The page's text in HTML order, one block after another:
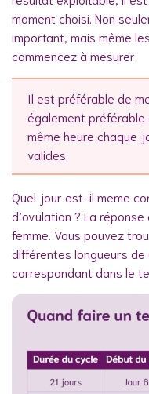
moment choisi. Non
important, mais même
commencez à mesurer.
Il est préférable de
également
même heure chaque
valides.
Quel jour est-il meme
d’ovulation ? La
femme. Vous pouvez
différentes longueurs
correspondant dans le